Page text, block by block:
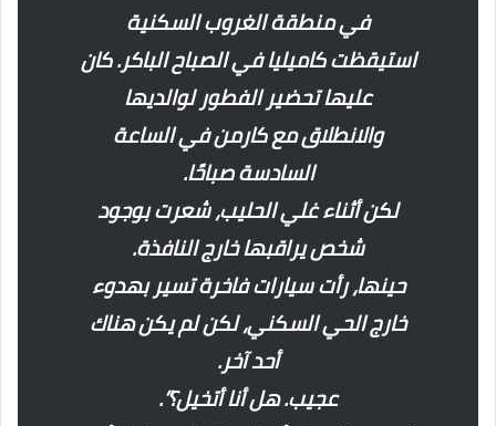
في منطقة الغروب السكنية
استيقظت كاميليا في الصباح الباكر. كان
عليها تحضير الفطور لوالديها
والانطلاق مع كارمن في الساعة
السادسة صباحًا.
لكن أثناء غلي الحليب، شعرت بوجود
شخص يراقبها خارج النافذة.
حينها، رأت سيارات فاخرة تسير بهدوء
خارج الحي السكني، لكن لم يكن هناك
أحد آخر.
عجيب. هل أنا أتخيل؟”.